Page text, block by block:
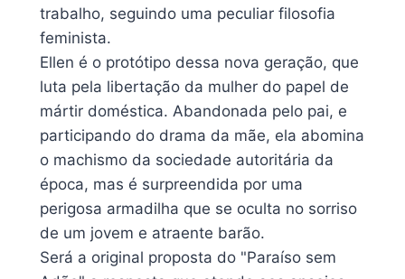
trabalho, seguindo uma peculiar filosofia
feminista.
Ellen é o protótipo dessa nova geração, que
luta pela libertação da mulher do papel de
mártir doméstica. Abandonada pelo pai, e
participando do drama da mãe, ela abomina
o machismo da sociedade autoritária da
época, mas é surpreendida por uma
perigosa armadilha que se oculta no sorriso
de um jovem e atraente barão.
Será a original proposta do "Paraíso sem